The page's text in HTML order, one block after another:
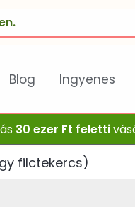
Blog Ingyenes
30 ezer Ft feletti
filctekercs)